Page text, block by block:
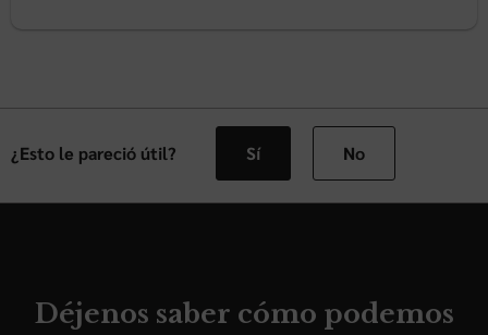
¿Esto le pareció útil? Sí No
Déjenos saber cómo podemos